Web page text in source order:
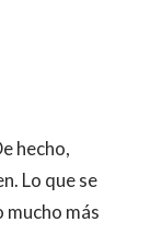
hecho,
Lo que se
mucho más